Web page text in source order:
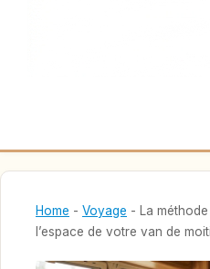
Home - Voyage - La
l’espace de votre van de